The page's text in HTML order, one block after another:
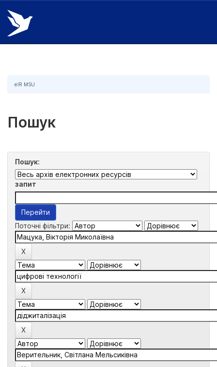
Skip
navigation
eIR MSU
Пошук
Пошук:
запит
Поточні фільтри: